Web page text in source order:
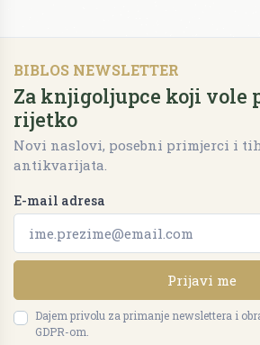
BIBLOS NEWSLETTER
Za knjigoljupce koji vole
rijetko
Novi naslovi, posebni primjerci i
antikvarijata.
E-mail adresa
Prijavi me
Dajem privolu za primanje newslettera i
GDPR-om.